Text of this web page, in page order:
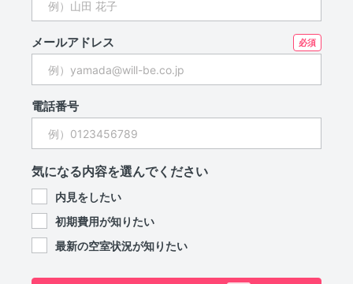
メールアドレス
電話番号
気になる内容を選んでください
内見をしたい
初期費用が知りたい
最新の空室状況が知りたい